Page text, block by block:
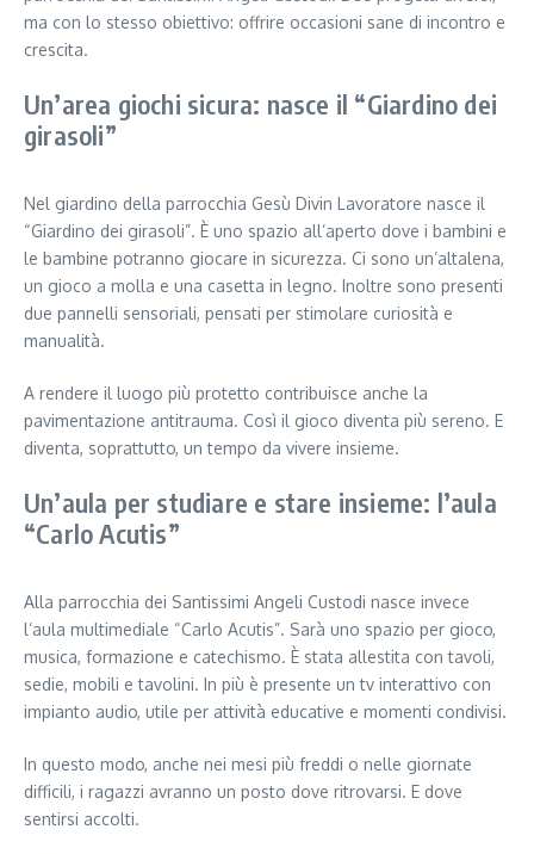
ma con lo stesso obiettivo: offrire occasioni sane di incontro e
crescita.
Un’area giochi sicura: nasce il “Giardino dei
girasoli”
Nel giardino della parrocchia Gesù Divin Lavoratore nasce il
“Giardino dei girasoli”. È uno spazio all’aperto dove i bambini e
le bambine potranno giocare in sicurezza. Ci sono un’altalena,
un gioco a molla e una casetta in legno. Inoltre sono presenti
due pannelli sensoriali, pensati per stimolare curiosità e
manualità.
A rendere il luogo più protetto contribuisce anche la
pavimentazione antitrauma. Così il gioco diventa più sereno. E
diventa, soprattutto, un tempo da vivere insieme.
Un’aula per studiare e stare insieme: l’aula
“Carlo Acutis”
Alla parrocchia dei Santissimi Angeli Custodi nasce invece
l’aula multimediale “Carlo Acutis”. Sarà uno spazio per gioco,
musica, formazione e catechismo. È stata allestita con tavoli,
sedie, mobili e tavolini. In più è presente un tv interattivo con
impianto audio, utile per attività educative e momenti condivisi.
In questo modo, anche nei mesi più freddi o nelle giornate
difficili, i ragazzi avranno un posto dove ritrovarsi. E dove
sentirsi accolti.